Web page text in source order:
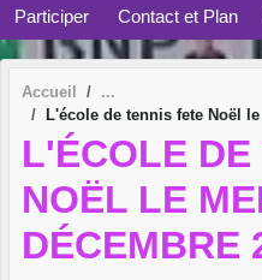
Participer Contact et Plan
Accueil
L'école de tennis fete Noël
L'ÉCOLE DE
NOËL LE
DÉCEMBRE